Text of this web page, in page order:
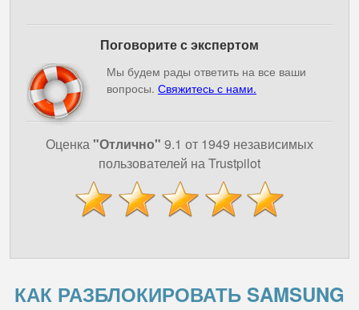
Поговорите с экспертом
Мы будем рады ответить на все ваши
вопросы. Свяжитесь с нами.
Оценка"Отлично" 9.1 от 1949 независимых
пользователей на Trustpilot
КАК РАЗБЛОКИРОВАТЬ SAMSUNG